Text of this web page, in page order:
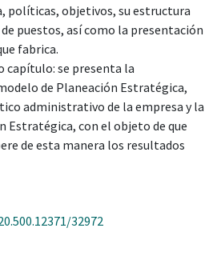
políticas, objetivos, su estructura
puestos, así como la presentación
fabrica.
capítulo: se presenta la
de Planeación Estratégica,
administrativo de la empresa y la
Estratégica, con el objeto de que
de esta manera los resultados
32972